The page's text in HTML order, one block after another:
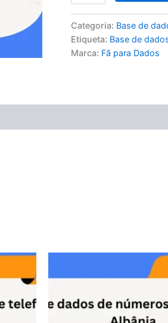
Categoria: Base de
Etiqueta: Base de
Marca: Fã para Dados